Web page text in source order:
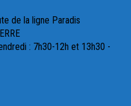
de la ligne Paradis
: 7h30-12h et 13h30 -